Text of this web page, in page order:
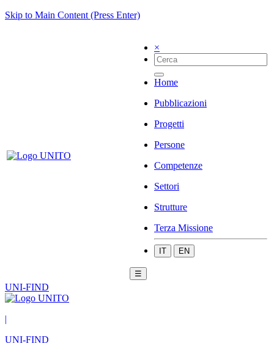
Skip to Main Content (Press Enter)
×
Home
Pubblicazioni
Progetti
Persone
Competenze
Settori
Strutture
Terza Missione
IT EN
☰
UNI-FIND
|
UNI-FIND